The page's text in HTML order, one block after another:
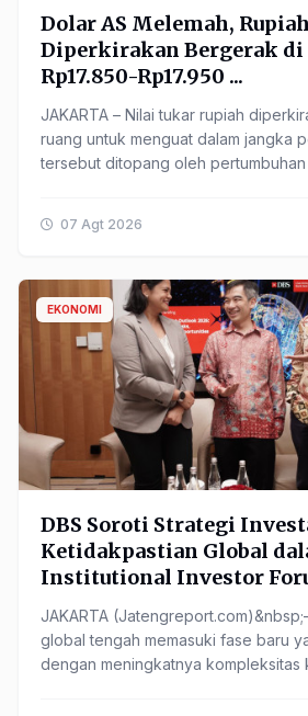
Dolar AS Melemah, Rupiah
Diperkirakan Bergerak di
Rp17.850-Rp17.950 ...
JAKARTA – Nilai tukar rupiah
ruang untuk menguat dalam jangka
tersebut ditopang oleh
07 Agt 2026
EKONOMI
DBS Soroti Strategi
Ketidakpastian Global
Institutional Investor
JAKARTA
global tengah memasuki fase baru
dengan meningkatnya kompleksitas